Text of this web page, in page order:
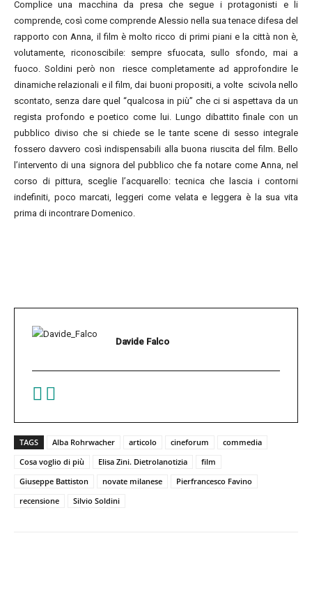
Complice una macchina da presa che segue i protagonisti e li
comprende, così come comprende Alessio nella sua tenace difesa del
rapporto con Anna, il film è molto ricco di primi piani e la città non è,
volutamente, riconoscibile: sempre sfuocata, sullo sfondo, mai a
fuoco. Soldini però non riesce completamente ad approfondire le
dinamiche relazionali e il film, dai buoni propositi, a volte scivola nello
scontato, senza dare quel “qualcosa in più” che ci si aspettava da un
regista profondo e poetico come lui. Lungo dibattito finale con un
pubblico diviso che si chiede se le tante scene di sesso integrale
fossero davvero così indispensabili alla buona riuscita del film. Bello
l’intervento di una signora del pubblico che fa notare come Anna, nel
corso di pittura, sceglie l’acquarello: tecnica che lascia i contorni
indefiniti, poco marcati, leggeri come velata e leggera è la sua vita
prima di incontrare Domenico.
Davide Falco
TAGS Alba Rohrwacher articolo cineforum
commedia
Cosa voglio di più
Elisa Zini. Dietrolanotizia
film
Giuseppe Battiston
novate milanese
Pierfrancesco Favino
recensione
Silvio Soldini